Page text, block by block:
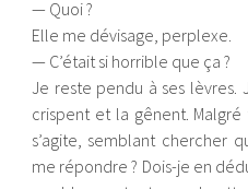
— Quoi ?
Elle me dévisage, perplexe.
— C’était si horrible que ça ?
Je reste pendu à ses lèvres.
crispent et la gênent.
s’agite, semblant chercher
me répondre ? Dois-je en